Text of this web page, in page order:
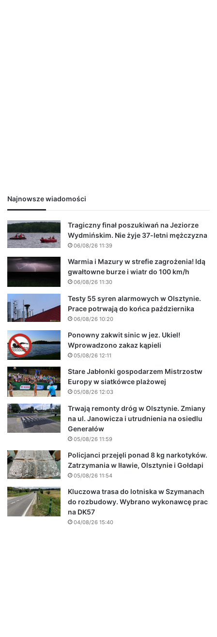
Najnowsze wiadomości
Tragiczny finał poszukiwań na Jeziorze
Wydmińskim. Nie żyje 37-letni mężczyzna
06/08/26 11:39
Warmia i Mazury w strefie zagrożenia! Idą
gwałtowne burze i wiatr do 100 km/h
06/08/26 11:30
Testy 55 syren alarmowych w Olsztynie.
Prace potrwają do końca października
06/08/26 10:20
Ponowny zakwit sinic w jez. Ukiel!
Wprowadzono zakaz kąpieli
05/08/26 12:11
Stare Jabłonki gospodarzem Mistrzostw
Europy w siatkówce plażowej
05/08/26 12:03
Trwają remonty dróg w Olsztynie. Zmiany
na ul. Janowicza i utrudnienia na osiedlu
Generałów
05/08/26 11:59
Policjanci przejęli ponad 8 kg narkotyków.
Zatrzymania w Iławie, Olsztynie i Gołdapi
05/08/26 11:54
Kluczowa trasa do lotniska w Szymanach
do rozbudowy. Wybrano wykonawcę prac
na DK57
04/08/26 15:40